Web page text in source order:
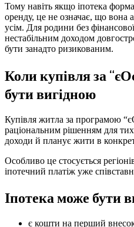
Тому навіть якщо іпотека
оренду, це не означає, що вона
усім. Для родини без
нестабільним доходом
бути занадто ризикованим.
Коли купівля за
бути вигідною
Купівля житла за програмою
раціональним рішенням для
доходи й планує жити в
Особливо це стосується
іпотечний платіж уже
Іпотека може бути
є кошти на перший